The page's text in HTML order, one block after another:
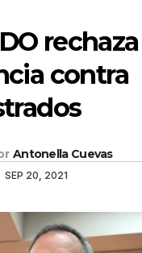
rechaza
contra
Antonella Cuevas
SEP 20, 2021